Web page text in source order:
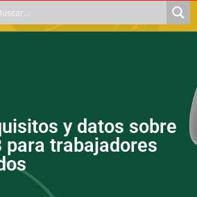
y datos sobre
para trabajadores